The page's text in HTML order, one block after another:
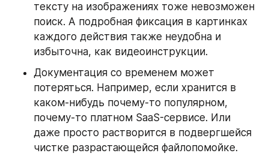
тексту на изображениях тоже невозможен
поиск. А подробная фиксация в картинках
каждого действия также неудобна и
избыточна, как видеоинструкции.
Документация со временем может
потеряться. Например, если хранится в
каком-нибудь почему-то популярном,
почему-то платном SaaS-сервисе. Или
даже просто растворится в подвергшейся
чистке разрастающейся файлопомойке.